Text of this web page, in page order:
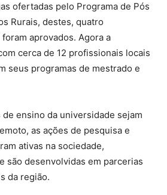
ofertadas pelo Programa de Pós
Rurais, destes, quatro
aprovados. Agora a
cerca de 12 profissionais locais
seus programas de mestrado e
de ensino da universidade sejam
as ações de pesquisa e
ativas na sociedade,
são desenvolvidas em parcerias
da região.